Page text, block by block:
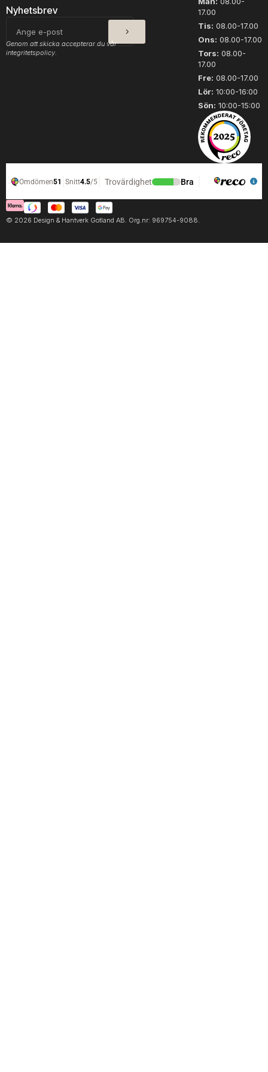
a
0
0
1
Nyhetsbrev
post
SKICKA
Genom att skicka accepterar du vår
integritetspolicy.
17.00
Tis: 08.00-17.00
Ons: 08.00-17.00
Tors: 08.00-
17.00
Fre: 08.00-17.00
Lör: 10:00-16:00
Sön: 10:00-15:00
© 2026 Design & Hantverk Gotland AB. Org.nr: 969754-9088.